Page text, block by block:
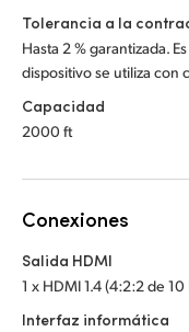
Tolerancia a la
Hasta 2 % garantizada.
dispositivo se utiliza con
Capacidad
2000 ft
Conexiones
Salida HDMI
1 x HDMI 1.4 (4:2:2 de
Interfaz informática